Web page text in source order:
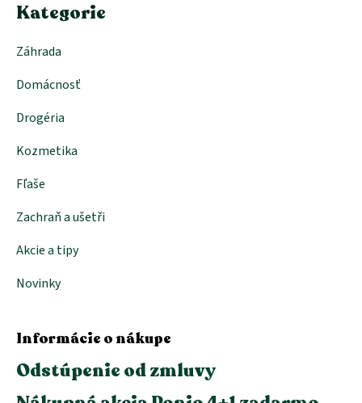
Kategorie
Záhrada
Domácnosť
Drogéria
Kozmetika
Fľaše
Zachraň a ušetři
Akcie a tipy
Novinky
Informácie o nákupe
Odstúpenie od zmluvy